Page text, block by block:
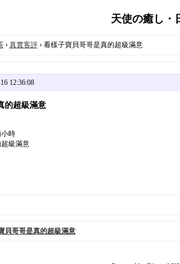
天使の癒し・
› 真實客評› 看樣子寶貝哥哥是真的超級滿意
12:36:08
的超級滿意
時
級滿意
貝哥哥是真的超級滿意